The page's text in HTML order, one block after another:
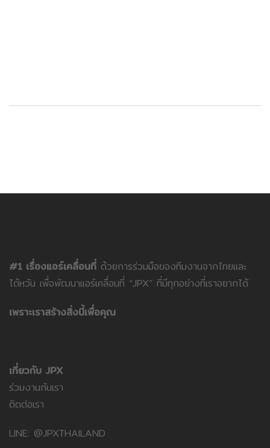
#1 เรื่องแอร์เคลื่อนที่ ด้วยการร่วมมือของทีมงานจากไทยและ
ไต้หวัน เพื่อพัฒนาแอร์เคลื่อนที่ “JPX” ที่มีทุกอย่างที่เราอยากได้
เพราะเราสร้างสิ่งนี้เพื่อคุณ
เกี่ยวกับ JPX
ร่วมงานกับเรา
ติดต่อเรา
LINE: @JPXTHAILAND